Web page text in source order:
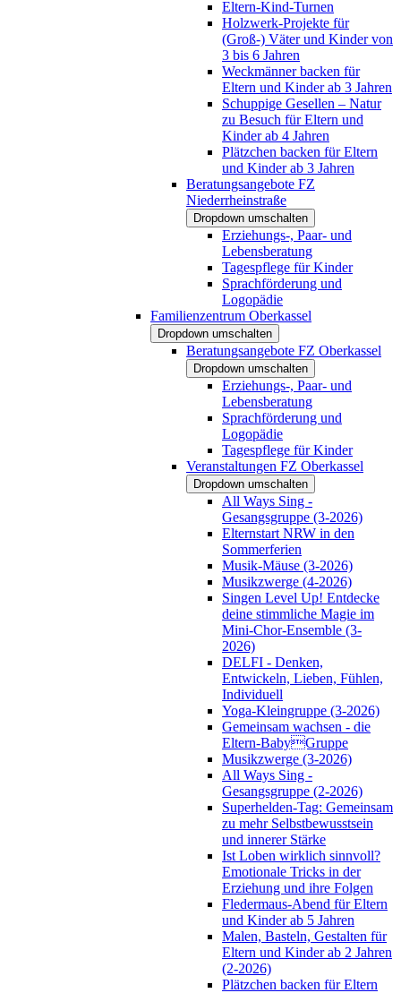
Eltern-Kind-Turnen
Holzwerk-Projekte für
(Groß-) Väter und Kinder von
3 bis 6 Jahren
Weckmänner backen für
Eltern und Kinder ab 3 Jahren
Schuppige Gesellen – Natur
zu Besuch für Eltern und
Kinder ab 4 Jahren
Plätzchen backen für Eltern
und Kinder ab 3 Jahren
Beratungsangebote FZ
Niederrheinstraße
Dropdown umschalten
Erziehungs-, Paar- und
Lebensberatung
Tagespflege für Kinder
Sprachförderung und
Logopädie
Familienzentrum Oberkassel
Dropdown umschalten
Beratungsangebote FZ Oberkassel
Dropdown umschalten
Erziehungs-, Paar- und
Lebensberatung
Sprachförderung und
Logopädie
Tagespflege für Kinder
Veranstaltungen FZ Oberkassel
Dropdown umschalten
All Ways Sing -
Gesangsgruppe (3-2026)
Elternstart NRW in den
Sommerferien
Musik-Mäuse (3-2026)
Musikzwerge (4-2026)
Singen Level Up! Entdecke
deine stimmliche Magie im
Mini-Chor-Ensemble (3-
2026)
DELFI - Denken,
Entwickeln, Lieben, Fühlen,
Individuell
Yoga-Kleingruppe (3-2026)
Gemeinsam wachsen - die
Eltern-BabyGruppe
Musikzwerge (3-2026)
All Ways Sing -
Gesangsgruppe (2-2026)
Superhelden-Tag: Gemeinsam
zu mehr Selbstbewusstsein
und innerer Stärke
Ist Loben wirklich sinnvoll?
Emotionale Tricks in der
Erziehung und ihre Folgen
Fledermaus-Abend für Eltern
und Kinder ab 5 Jahren
Malen, Basteln, Gestalten für
Eltern und Kinder ab 2 Jahren
(2-2026)
Plätzchen backen für Eltern